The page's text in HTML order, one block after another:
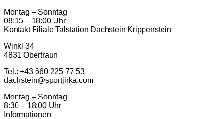
Montag – Sonntag
08:15 – 18:00 Uhr
Kontakt Filiale Talstation Dachstein Krippenstein
Winkl 34
4831 Obertraun
Tel.: ‭+43 660 225 77 53
dachstein@sportjirka.com
Montag – Sonntag
8:30 – 18:00 Uhr
Informationen